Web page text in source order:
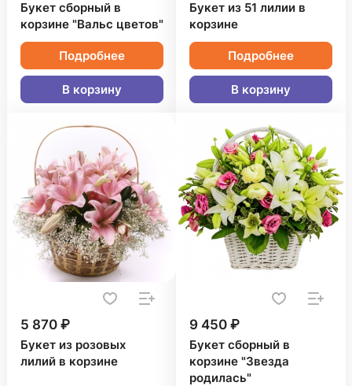
Букет сборный в
корзине "Вальс цветов"
Подробнее
В корзину
Букет из 51 лилии в
корзине
Подробнее
В корзину
5 870 ₽
Букет из розовых
лилий в корзине
9 450 ₽
Букет сборный в
корзине "Звезда
родилась"